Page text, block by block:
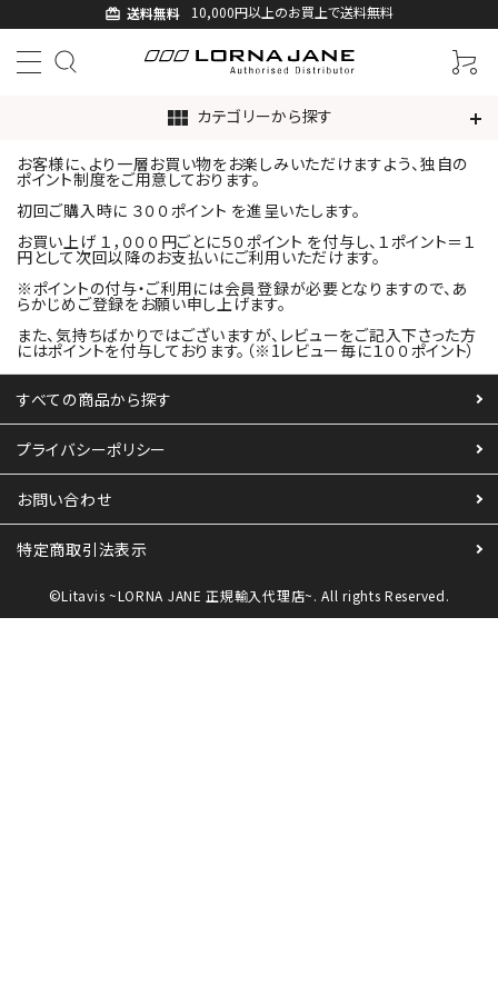
card_giftcard 送料無料 10,000円以上のお買上で送料無料
view_module カテゴリーから探す
ACCOUNT MENU
ログイン 新規会員登録
search
新着商品
アイテムから探す
カラーから探す
お客様に、より一層お買い物をお楽しみいただけますよう、独自の
ポイント制度をご用意しております。
初回ご購入時に ３００ポイント を進呈いたします。
お買い上げ１，０００ 円ごとに５０ポイント を付与し、 １ポイント＝ １
円として次回以降のお支払いにご利用いただけます。
※ポイントの付与・ご利用には会員登録が必要となりますので、あ
らかじめご登録をお願い申し上げます。
また、気持ちばかりではございますが、レビューをご記入下さった方
にはポイントを付与しております。（※1レビュー毎に１００ポイント）
すべての商品から探す
プライバシーポリシー
お問い合わせ
特定商取引法表示
©Litavis ~LORNA JANE 正規輸入代理店~. All rights Reserved.